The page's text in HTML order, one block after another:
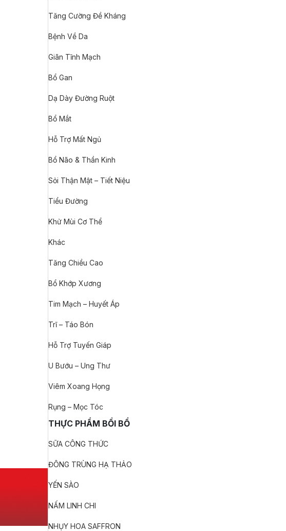
Tăng Cường Đề Kháng
Bệnh Về Da
Giãn Tĩnh Mạch
Bổ Gan
Dạ Dày Đường Ruột
Bổ Mắt
Hỗ Trợ Mất Ngủ
Bổ Não & Thần Kinh
Sỏi Thận Mật – Tiết Niệu
Tiểu Đường
Khử Mùi Cơ Thể
Khác
Tăng Chiều Cao
Bổ Khớp Xương
Tim Mạch – Huyết Áp
Trĩ – Táo Bón
Hỗ Trợ Tuyến Giáp
U Bướu – Ung Thư
Viêm Xoang Họng
Rụng – Mọc Tóc
THỰC PHẨM BỒI BỔ
SỮA CÔNG THỨC
ĐÔNG TRÙNG HẠ THẢO
YẾN SÀO
NẤM LINH CHI
NHỤY HOA SAFFRON